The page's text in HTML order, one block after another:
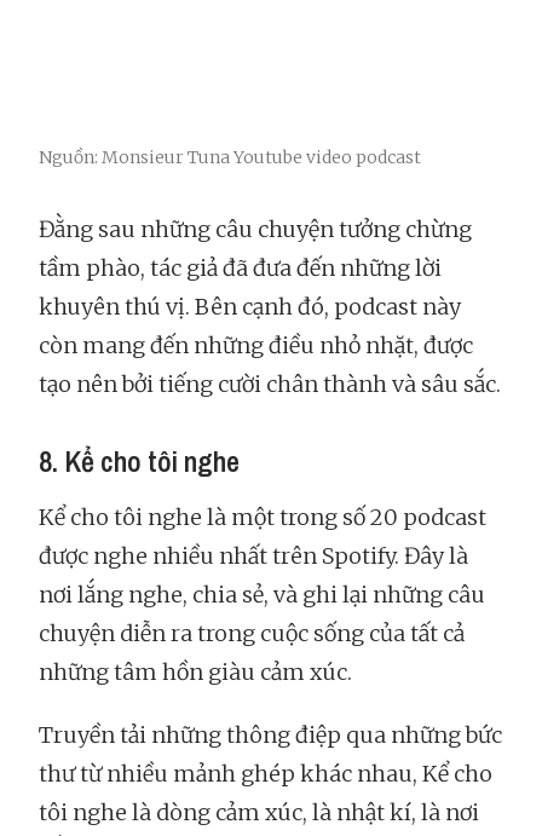
Nguồn: Monsieur Tuna Youtube video podcast
Đằng sau những câu chuyện tưởng chừng
tầm phào, tác giả đã đưa đến những lời
khuyên thú vị. Bên cạnh đó, podcast này
còn mang đến những điều nhỏ nhặt, được
tạo nên bởi tiếng cười chân thành và sâu sắc.
8. Kể cho tôi nghe
Kể cho tôi nghe là một trong số 20 podcast
được nghe nhiều nhất trên Spotify. Đây là
nơi lắng nghe, chia sẻ, và ghi lại những câu
chuyện diễn ra trong cuộc sống của tất cả
những tâm hồn giàu cảm xúc.
Truyền tải những thông điệp qua những bức
thư từ nhiều mảnh ghép khác nhau, Kể cho
tôi nghe là dòng cảm xúc, là nhật kí, là nơi